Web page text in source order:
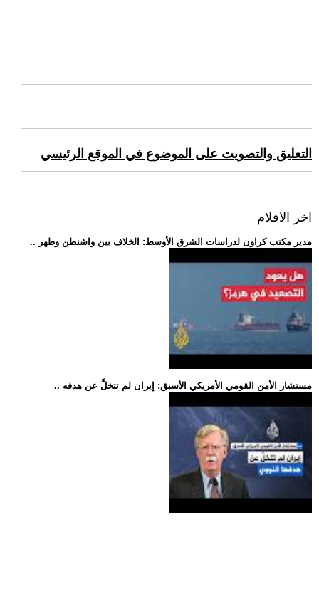
التعليق والتصويت على الموضوع في الموقع الرئيسي
اخر الافلام
.. مدير مكتب كراون لدراسات الشرق الأوسط: الخلاف بين واشنطن وطهر
.. مستشار الأمن القومي الأمريكي الأسبق: إيران لم تتخلَّ عن هدفه